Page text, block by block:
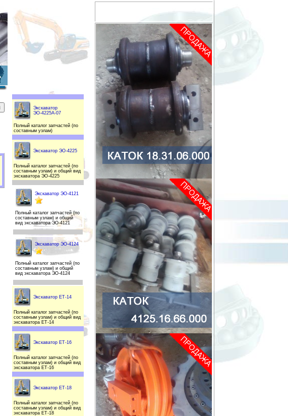
Экскаватор
ЭО-4225А-07
Полный каталог запчастей (по
составным узлам)
Экскаватор ЭО-4225
Полный каталог запчастей (по
составным узлам) и общий вид
экскаватора ЭО-4225
Экскаватор ЭО-4121
Полный каталог запчастей (по
составным узлам) и общий
вид экскаватора ЭО-4121
Экскаватор ЭО-4124
Полный каталог запчастей (по
составным узлам) и общий
вид экскаватора ЭО-4124
Экскаватор ЕТ-14
Полный каталог запчастей (по
составным узлам) и общий вид
экскаватора ЕТ-14
Экскаватор ЕТ-16
Полный каталог запчастей (по
составным узлам) и общий вид
экскаватора ЕТ-16
Экскаватор ЕТ-18
Полный каталог запчастей (по
составным узлам) и общий вид
экскаватора ЕТ-18